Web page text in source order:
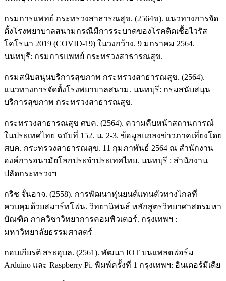
กรมการแพทย์ กระทรวงสาธารณสุข. (2564ข). แนวทางการจัด
ตั้งโรงพยาบาลสนามกรณีมีการระบาดของโรคติดเชื้อไวรัส
โคโรนา 2019 (COVID-19) ในวงกว้าง. 9 มกราคม 2564.
นนทบุรี: กรมการแพทย์ กระทรวงสาธารณสุข.
กรมสนับสนุนบริการสุขภาพ กระทรวงสาธารณสุข. (2564).
แนวทางการจัดตั้งโรงพยาบาลสนาม. นนทบุรี: กรมสนับสนุน
บริการสุขภาพ กระทรวงสาธารณสุข.
กระทรวงสาธารณสุข ศบค. (2564). ความคืบหน้าสถานการณ์
ในประเทศไทย ฉบับที่ 152. น. 2-3. ข้อมูลแถลงข่าวภาคเที่ยงโดย
ศบค. กระทรวงสาธารณสุข. 11 กุมภาพันธ์ 2564 ณ สำนักงาน
องค์การอนามัยโลกประจำประเทศไทย. นนทบุรี : สำนักงาน
ปลัดกระทรวงฯ
กริช จั่นอาจ. (2558). การพัฒนาหุ่นยนต์แทนตัวทางไกลที่
ควบคุมด้วยสมาร์ทโฟน. วิทยานิพนธ์ หลักสูตรวิทยาศาสตรมหา
บัณฑิต ภาควิชาวิทยาการคอมพิวเตอร์. กรุงเทพฯ :
มหาวิทยาลัยธรรมศาสตร์
กอบเกียรติ สระอุบล. (2561). พัฒนา IOT บนแพลตฟอร์ม
Arduino และ Raspberry Pi. พิมพ์ครั้งที่ 1 กรุงเทพฯ: อินเตอร์มีเดีย